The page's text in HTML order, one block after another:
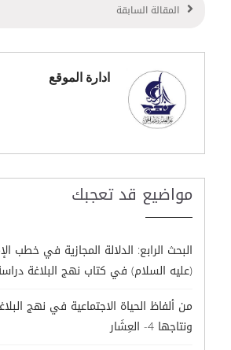
المقالة السابقة
ادارة الموقع
مواضيع قد تعجبك
البحث الرابع: الدلالة المجازية في خطب
(عليه السلام) في كتاب نهج البلاغة
من ألفاظ الحياة الاجتماعية في نهج
ونتاجها 4- العِشَار